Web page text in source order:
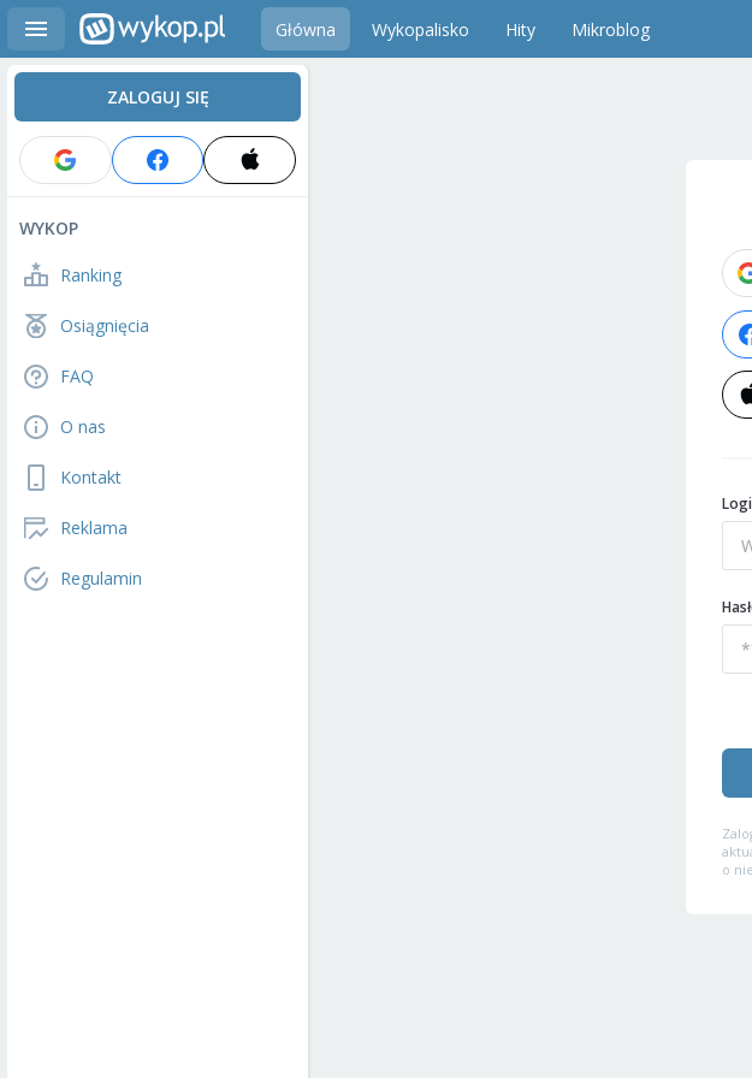
Główna Wykopalisko Hity Mikroblog
ZALOGUJ SIĘ
WYKOP
Ranking
Osiągnięcia
FAQ
O nas
Kontakt
Reklama
Regulamin
o